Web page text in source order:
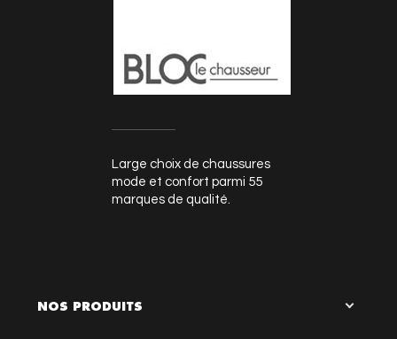
Large choix de chaussures
mode et confort parmi 55
marques de qualité.
NOS PRODUITS